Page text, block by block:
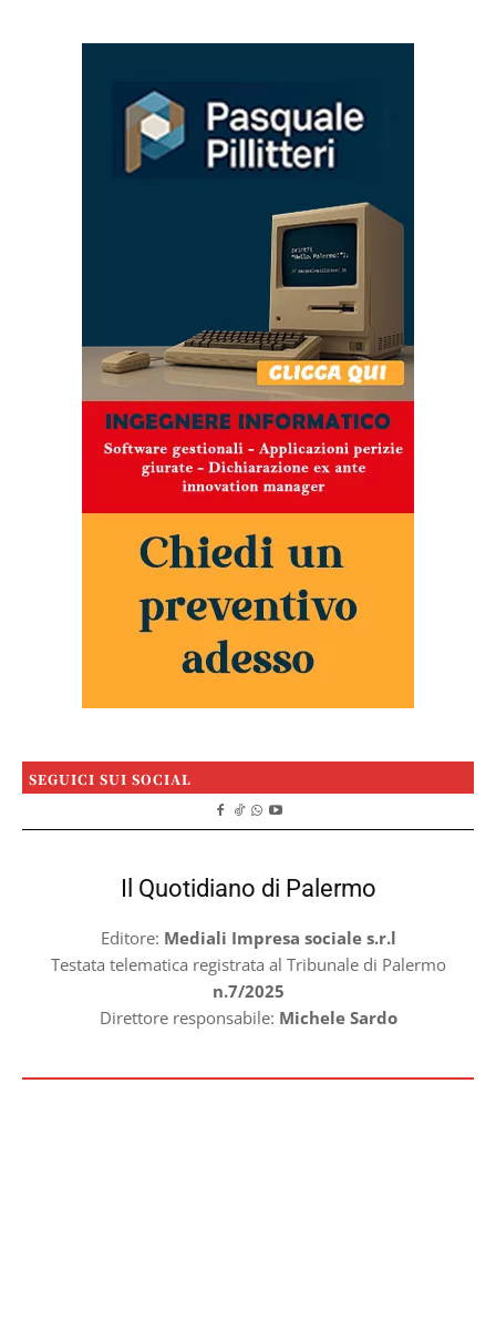
SEGUICI SUI SOCIAL
Il Quotidiano di Palermo
Editore: Mediali Impresa sociale s.r.l
Testata telematica registrata al Tribunale di Palermo
n.7/2025
Direttore responsabile: Michele Sardo